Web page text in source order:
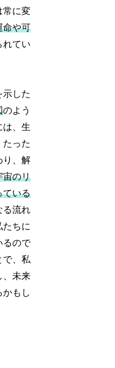
常に変
命や可
れてい
示した
のよう
は、生
たった
り、解
宙のリ
ている
る流れ
たちに
るので
で、私
、未来
かもし